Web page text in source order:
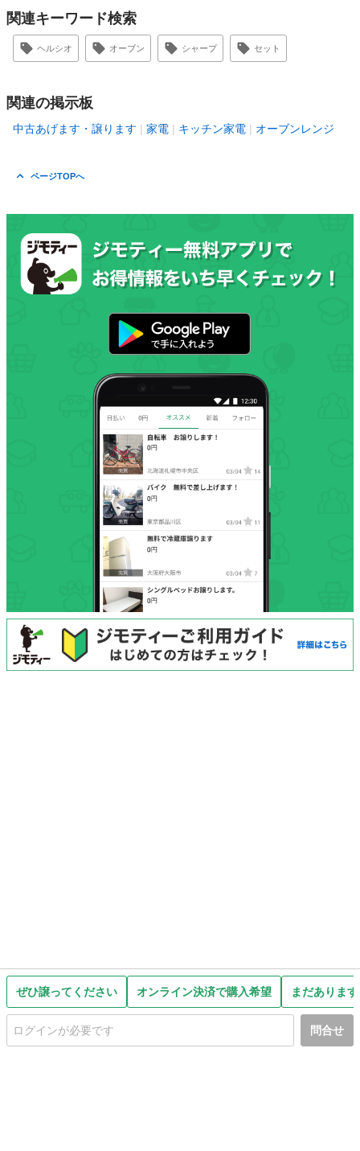
ぜひ譲ってください オンライン決済で購入希望 まだありま
問合せ
関連キーワード検索
ヘルシオ オーブン シャープ セット
関連の掲示板
中古あげます・譲ります 家電 キッチン家電 オーブンレンジ
ページTOPへ